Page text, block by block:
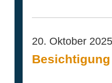
20. Oktober